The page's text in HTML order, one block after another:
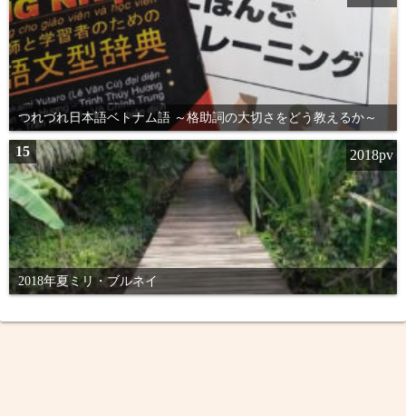
つれづれ日本語ベトナム語 ～格助詞の大切さをどう教えるか～
15
2018年夏ミリ・ブルネイ
2018pv